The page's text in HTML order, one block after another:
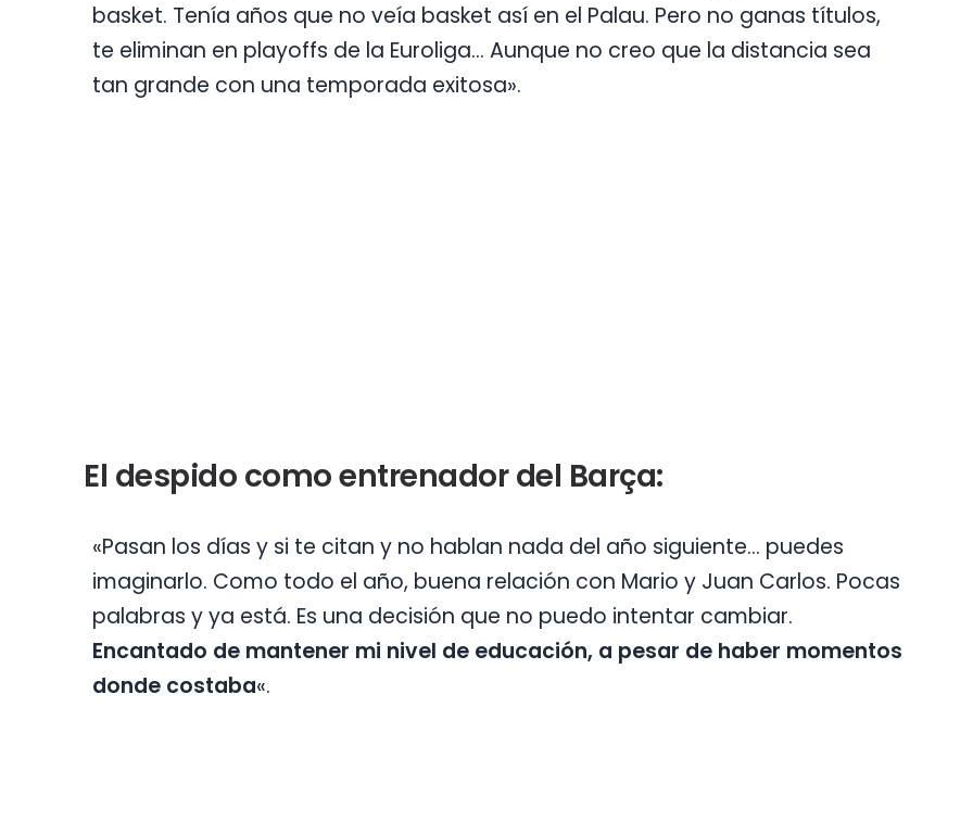
basket. Tenía años que no veía basket así en el Palau. Pero no ganas títulos,
te eliminan en playoffs de la Euroliga… Aunque no creo que la distancia sea
tan grande con una temporada exitosa».
El despido como entrenador del Barça:
«Pasan los días y si te citan y no hablan nada del año siguiente… puedes
imaginarlo. Como todo el año, buena relación con Mario y Juan Carlos. Pocas
palabras y ya está. Es una decisión que no puedo intentar cambiar.
Encantado de mantener mi nivel de educación, a pesar de haber momentos
donde costaba«.